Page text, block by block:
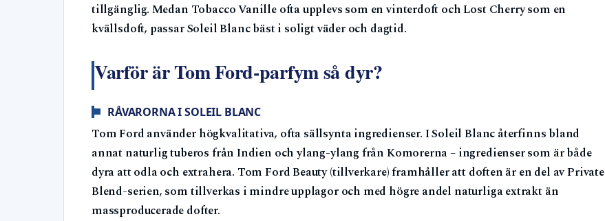
tillgänglig. Medan Tobacco Vanille ofta upplevs som en vinterdoft och Lost Cherry som en
kvällsdoft, passar Soleil Blanc bäst i soligt väder och dagtid.
Varför är Tom Ford-parfym så dyr?
RÅVARORNA I SOLEIL BLANC
Tom Ford använder högkvalitativa, ofta sällsynta ingredienser. I Soleil Blanc återfinns bland
annat naturlig tuberos från Indien och ylang-ylang från Komorerna – ingredienser som är både
dyra att odla och extrahera. Tom Ford Beauty (tillverkare) framhåller att doften är en del av Private
Blend-serien, som tillverkas i mindre upplagor och med högre andel naturliga extrakt än
massproducerade dofter.